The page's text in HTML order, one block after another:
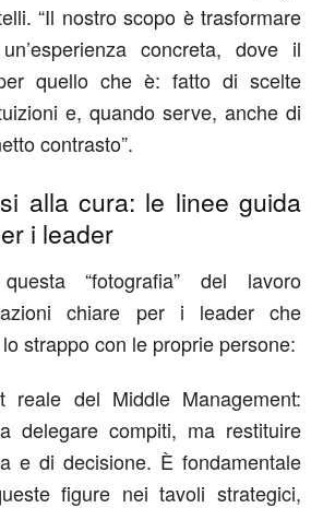
“Il nostro scopo è trasformare
concreta, dove il
quello che è: fatto di scelte
e, quando serve, anche di
contrasto”.
alla cura: le linee guida
i leader
“fotografia” del lavoro
chiare per i leader che
strappo con le proprie persone:
reale del Middle Management:
delegare compiti, ma restituire
e di decisione. È fondamentale
figure nei tavoli strategici,